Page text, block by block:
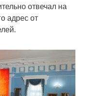
отвечал на
адрес от